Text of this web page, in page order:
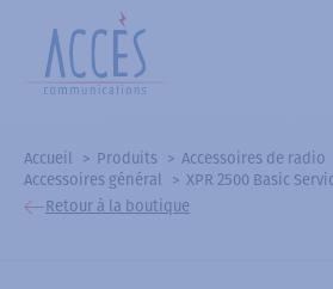
Accueil Produits
Accessoires de radio
Accessoires général
XPR 2500 Basic
Retour à la boutique